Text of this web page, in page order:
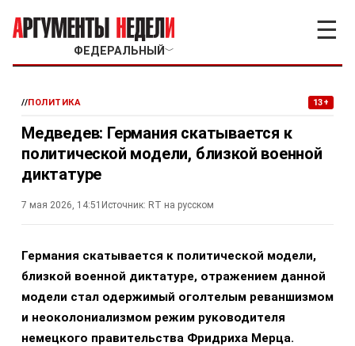
ФЕДЕРАЛЬНЫЙ ﹀
☰
//ПОЛИТИКА 13+
Медведев: Германия скатывается к
политической модели, близкой военной
диктатуре
7 мая 2026, 14:51 Источник: RT на русском
Германия скатывается к политической модели,
близкой военной диктатуре, отражением данной
модели стал одержимый оголтелым реваншизмом
и неоколониализмом режим руководителя
немецкого правительства Фридриха Мерца.